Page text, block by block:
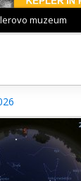
muzeum